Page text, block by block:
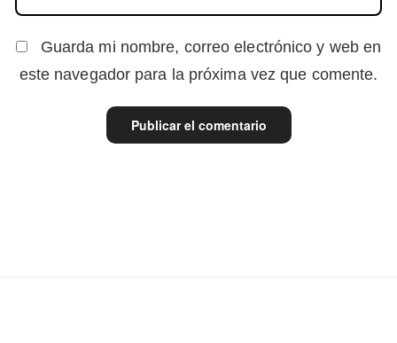
Guarda mi nombre, correo electrónico y web en
este navegador para la próxima vez que comente.